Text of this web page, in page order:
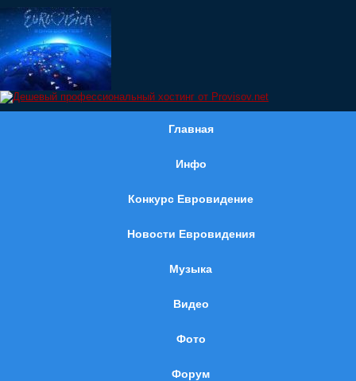
Главная
Инфо
Конкурс Евровидение
Новости Евровидения
Музыка
Видео
Фото
Форум